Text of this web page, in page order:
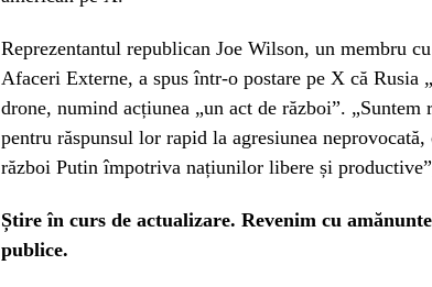
Reprezentantul republican Joe Wilson, un membru
Afaceri Externe, a spus într-o postare pe X că Rusia
drone, numind acțiunea „un act de război”.
pentru răspunsul lor rapid la agresiunea
război Putin împotriva națiunilor libere și
Știre în curs de actualizare. Revenim cu
publice.